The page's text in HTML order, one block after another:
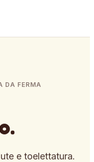
DA FERMA
.
e toelettatura.